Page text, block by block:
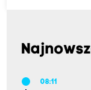
08:11